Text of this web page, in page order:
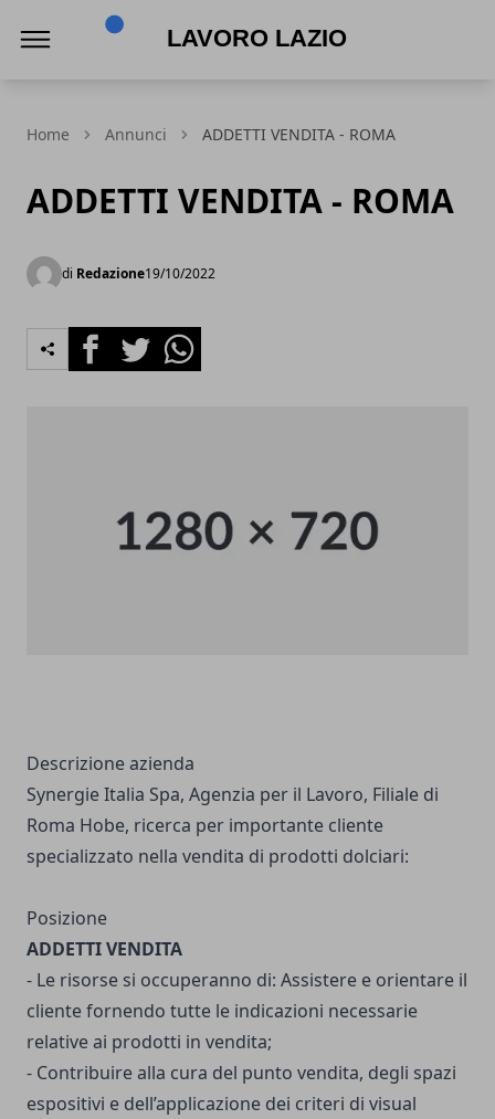
Home Annunci ADDETTI VENDITA - ROMA
ADDETTI VENDITA - ROMA
di Redazione19/10/2022
FacebookTwitterWhatsapp
Descrizione azienda
Synergie Italia Spa, Agenzia per il Lavoro, Filiale di
Roma Hobe, ricerca per importante cliente
specializzato nella vendita di prodotti dolciari:
Posizione
ADDETTI VENDITA
- Le risorse si occuperanno di: Assistere e orientare il
cliente fornendo tutte le indicazioni necessarie
relative ai prodotti in vendita;
- Contribuire alla cura del punto vendita, degli spazi
espositivi e dell’applicazione dei criteri di visual